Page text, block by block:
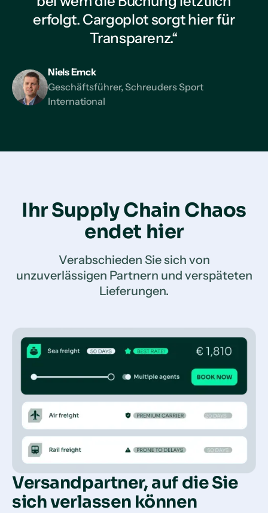
erfolgt. Cargoplot sorgt hier für
Transparenz.“
Niels Emck
Geschäftsführer, Schreuders Sport
International
Ihr Supply Chain Chaos
endet hier
Verabschieden Sie sich von
unzuverlässigen Partnern und verspäteten
Lieferungen.
Versandpartner, auf die Sie
sich verlassen können